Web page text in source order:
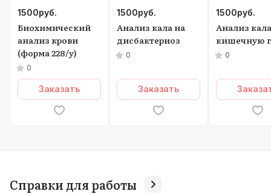
1500руб.
Биохимический
анализ крови
(форма 228/у)
0
Заказать
1500руб.
Анализ кала на
дисбактериоз
0
Заказать
1500руб.
Анализ
кишечную
0
Справки для работы